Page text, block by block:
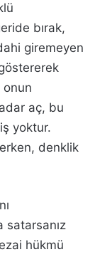
bırak,
giremeyen
onun
aç, bu
yoktur.
denklik
satarsanız
hükmü